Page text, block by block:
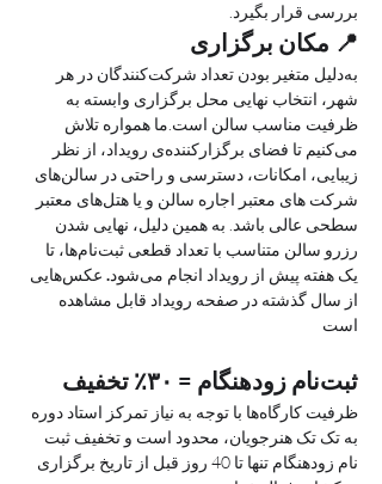
بررسی قرار بگیرد.
📍 مکان برگزاری
به‌دلیل متغیر بودن تعداد شرکت‌کنندگان در هر
شهر، انتخاب نهایی محل برگزاری وابسته به
ظرفیت مناسب سالن است.ما همواره تلاش
می‌کنیم تا فضای برگزارکننده‌ی رویداد، از نظر
زیبایی، امکانات، دسترسی و راحتی در سالن‌های
شرکت های معتبر اجاره سالن و یا هتل‌های معتبر
سطحی عالی باشد. به همین دلیل، نهایی شدن
رزرو سالن متناسب با تعداد قطعی ثبت‌نام‌ها، تا
یک هفته پیش از رویداد انجام می‌شود
.
عکس‌هایی
از سال گذشته در صفحه رویداد قابل مشاهده
است
ثبت‌نام زودهنگام = ۳۰٪ تخفیف
ظرفیت کارگاه‌ها با توجه به نیاز تمرکز استاد دوره
به تک تک هنرجویان، محدود است و تخفیف ثبت
نام زودهنگام تنها تا 40 روز قبل از تاریخ برگزاری